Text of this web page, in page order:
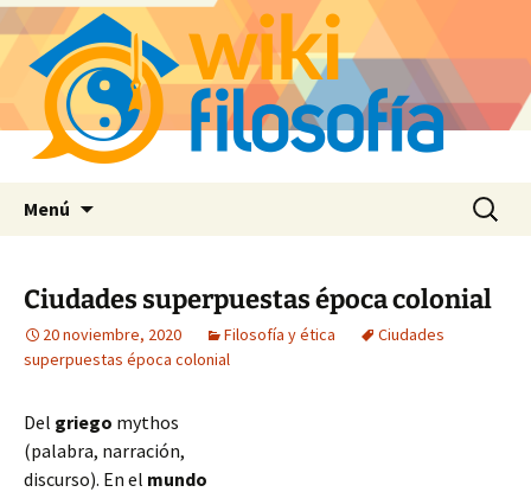
Menú Buscar:
Ciudades superpuestas época colonial
20 noviembre, 2020 Filosofía y ética
Ciudades
superpuestas época colonial
Del griego mythos
(palabra, narración,
discurso). En el mundo